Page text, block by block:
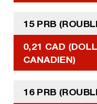
15 PRB
0,21 CAD
CANADIEN)
16 PRB